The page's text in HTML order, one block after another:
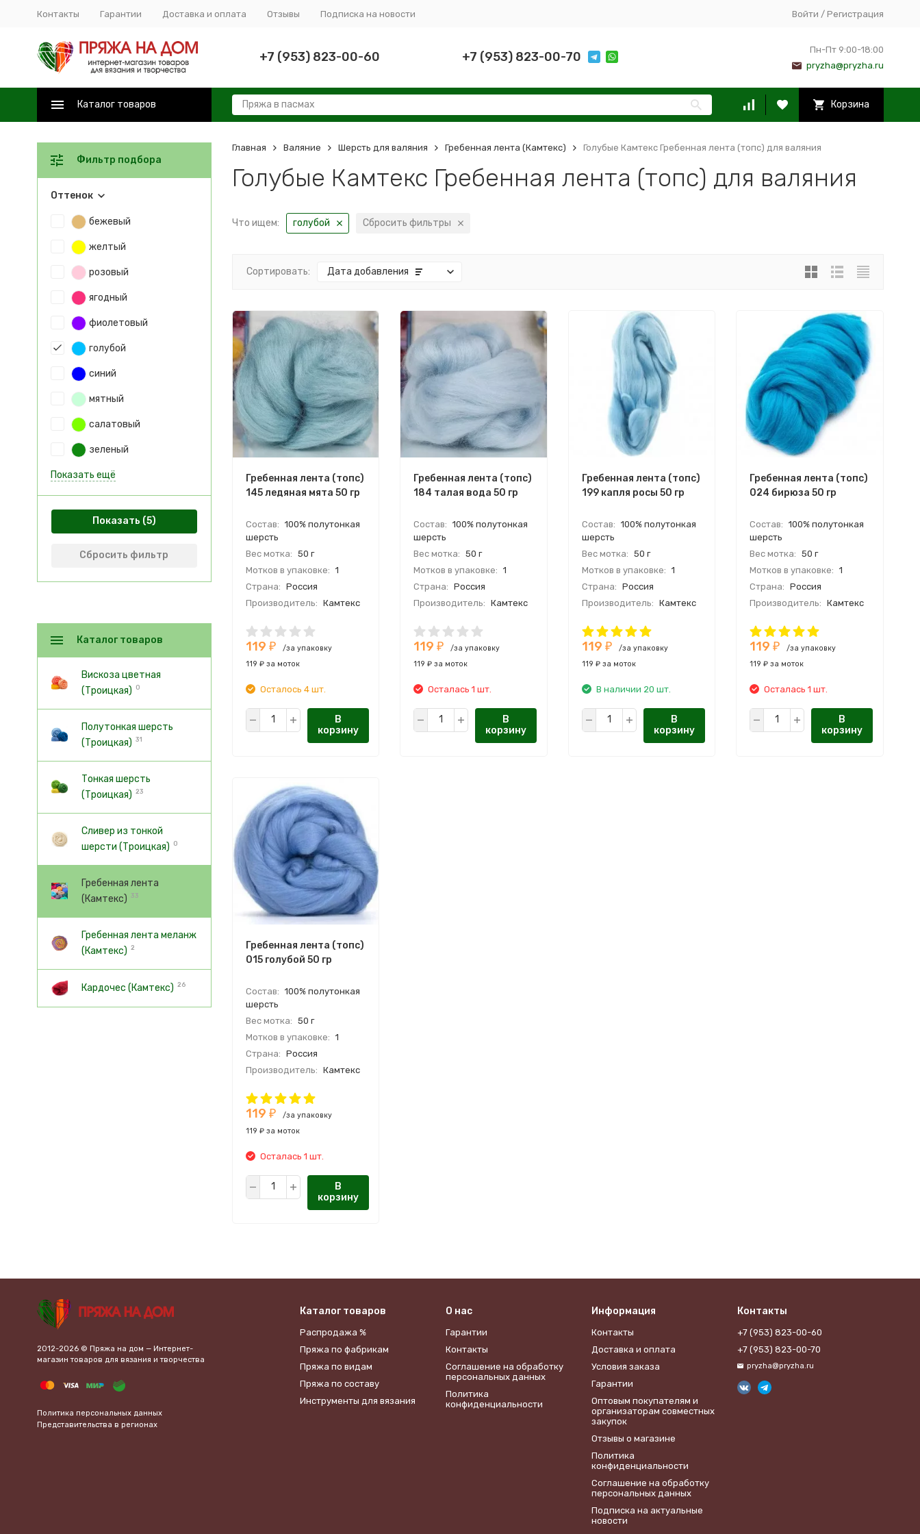
Контакты Гарантии Доставка и оплата Отзывы Подписка на новости Войти / Регистрация
+7 (953) 823-00-60 +7 (953) 823-00-70
Пн-Пт 9:00-18:00
pryzha@pryzha.ru
Каталог товаров Корзина
Главная Валяние Шерсть для валяния Гребенная лента (Камтекс) Голубые Камтекс Гребенная лента (топс) для валяния
Голубые Камтекс Гребенная лента (топс) для валяния
Что ищем: голубой Сбросить фильтры
Сортировать: Дата добавления
Гребенная лента (топс)
145 ледяная мята 50 гр
Состав: 100% полутонкая
шерсть
Вес мотка: 50 г
Мотков в упаковке: 1
Страна: Россия
Производитель: Камтекс
119 ₽
/за упаковку
119 ₽ за моток
Осталось 4 шт.
В
корзину
Гребенная лента (топс)
184 талая вода 50 гр
Состав: 100% полутонкая
шерсть
Вес мотка: 50 г
Мотков в упаковке: 1
Страна: Россия
Производитель: Камтекс
119 ₽
/за упаковку
119 ₽ за моток
Осталась 1 шт.
В
корзину
Гребенная лента (топс)
199 капля росы 50 гр
Состав: 100% полутонкая
шерсть
Вес мотка: 50 г
Мотков в упаковке: 1
Страна: Россия
Производитель: Камтекс
119 ₽
/за упаковку
119 ₽ за моток
В наличии 20 шт.
В
корзину
Гребенная лента (топс)
024 бирюза 50 гр
Состав: 100% полутонкая
шерсть
Вес мотка: 50 г
Мотков в упаковке: 1
Страна: Россия
Производитель: Камтекс
119 ₽
/за упаковку
119 ₽ за моток
Осталась 1 шт.
В
корзину
Гребенная лента (топс)
015 голубой 50 гр
Состав: 100% полутонкая
шерсть
Вес мотка: 50 г
Мотков в упаковке: 1
Страна: Россия
Производитель: Камтекс
119 ₽
/за упаковку
119 ₽ за моток
Осталась 1 шт.
В
корзину
Фильтр подбора
Оттенок
бежевый
желтый
розовый
ягодный
фиолетовый
голубой
синий
мятный
салатовый
зеленый
Показать ещё
Показать
Сбросить фильтр
Каталог товаров
Вискоза цветная
(Троицкая)
0
Полутонкая шерсть
(Троицкая) 31
Тонкая шерсть
(Троицкая) 23
Сливер из тонкой
шерсти (Троицкая)
0
Гребенная лента
(Камтекс) 33
Гребенная лента меланж
(Камтекс) 2
Кардочес (Камтекс) 26
2012-2026 © Пряжа на дом — Интернет-
магазин товаров для вязания и творчества
Политика персональных данных
Представительства в регионах
Каталог товаров
Распродажа %
Пряжа по фабрикам
Пряжа по видам
Пряжа по составу
Инструменты для вязания
О нас
Гарантии
Контакты
​Соглашение на обработку
персональных данных
Политика
конфиденциальности
Информация
Контакты
Доставка и оплата
Условия заказа
Гарантии
Оптовым покупателям и
организаторам совместных
закупок
Отзывы о магазине
Политика
конфиденциальности
​Соглашение на обработку
персональных данных
Подписка на актуальные
новости
Контакты
+7 (953) 823-00-60
+7 (953) 823-00-70
pryzha@pryzha.ru